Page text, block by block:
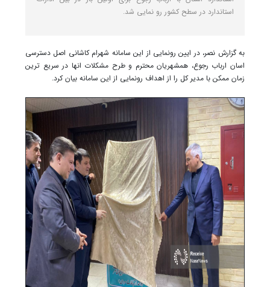
استاندارد در سطح کشور رو نمایی شد.
به گزارش نصر، در ایین رونمایی از این سامانه شهرام کاشانی اصل دسترسی
اسان ارباب رجوع، همشهریان محترم و طرح مشکلات انها در سریع ترین
زمان ممکن با مدیر کل را از اهداف رونمایی از این سامانه بیان کرد.